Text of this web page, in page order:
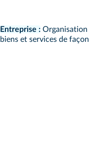
Entreprise :Organisation
biens et services de